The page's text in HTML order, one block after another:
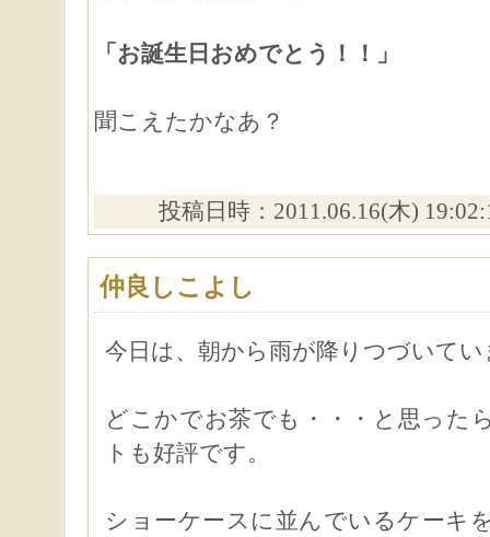
「お誕生日おめでとう！！」
聞こえたかなあ？
投稿日時：2011.06.16(木)
仲良しこよし
今日は、朝から雨が降りつづいて
どこかでお茶でも・・・と思った
トも好評です。
ショーケースに並んでいるケーキ